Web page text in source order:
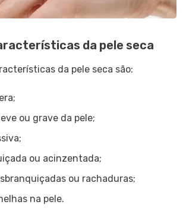
da pele seca
da pele seca são:
ou grave da pele;
ou acinzentada;
ou rachaduras;
na pele.